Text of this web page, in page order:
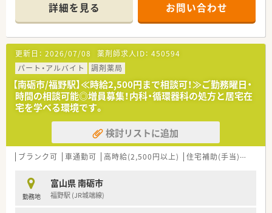
【店舗情報と応需状況について】
■最寄り駅から徒歩8分と通勤しやすく、車通勤も可能となって
いるため、ご自身の生活スタイルに合わせた通勤が可能です。
■近隣のクリニックから内科や循環器科の処方箋を1日あたり
50枚から60枚ほど応需しており、落ち着いて業務に取り組めま
す。
■外来調剤に加えて居宅の患者様への在宅業務も実施しており、
地域医療にしっかりと貢献できる体制が整っている店舗です。
【法人特徴について】
■調剤薬局の運営だけでなく、将来的にご自身の薬局を持ちたい
と考える薬剤師へ向けた独立開局支援事業にも取り組んでいま
す。
■これまでに15法人15名の独立を支援してきた確かな実績があ
す。
■自他共栄の精神を大切にしており、同じ志を持つ仲間同士で互
いに刺激し合いながら成長していける社風が大きな魅力です。
詳細を見る お問い合わせ
更新日： 2026/07/08 薬剤師求人ID： 450594
パート・アルバイト
調剤薬局
【南砺市/福野駅】≪時給2,500円まで相談可！≫ご勤務曜日・
時間の相談可能◎増員募集！内科・循環器科の処方と居宅在
宅を学べる環境です。
検討リストに追加
ブランク可 車通勤可 高時給(2,500円以上) 住宅補助(手当)あり
勤務地
富山県 南砺市
福野駅 (JR城端線)